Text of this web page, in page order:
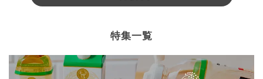
特集一覧